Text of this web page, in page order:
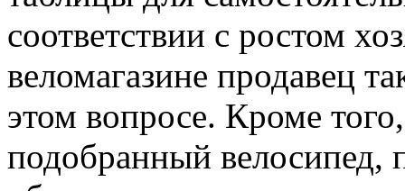
соответствии с ростом
веломагазине продавец
этом вопросе. Кроме
подобранный велосипед,